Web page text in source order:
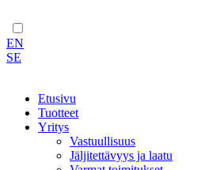
EN
SE
Etusivu
Tuotteet
Yritys
Vastuullisuus
Jäljitettävyys ja laatu